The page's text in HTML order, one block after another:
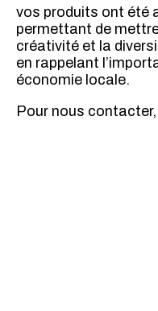
vos produits ont été
permettant de
créativité et la
en rappelant
économie locale.
Pour nous contacter,